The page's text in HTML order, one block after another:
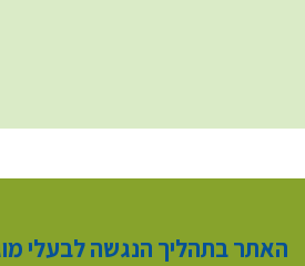
האתר בתהליך הנגשה לבעלי